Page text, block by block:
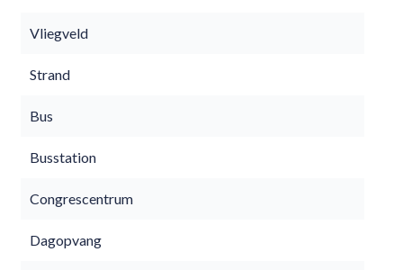
Vliegveld
Strand
Bus
Busstation
Congrescentrum
Dagopvang